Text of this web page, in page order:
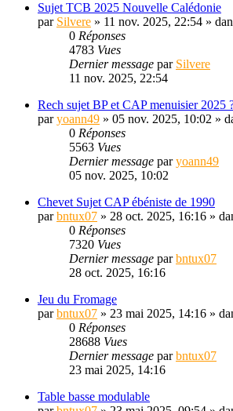
Sujet TCB 2025 Nouvelle Calédonie
par Silvere » 11 nov. 2025, 22:54 »
0 Réponses
4783 Vues
Dernier message par Silvere
11 nov. 2025, 22:54
Rech sujet BP et CAP menuisier 2025
paryoann49 » 05 nov. 2025, 10:02 »
0 Réponses
5563 Vues
Dernier message paryoann49
05 nov. 2025, 10:02
Chevet Sujet CAP ébéniste de 1990
parbntux07 » 28 oct. 2025, 16:16 »
0 Réponses
7320 Vues
Dernier message parbntux07
28 oct. 2025, 16:16
Jeu du Fromage
parbntux07 » 23 mai 2025, 14:16 »
0 Réponses
28688 Vues
Dernier message parbntux07
23 mai 2025, 14:16
Table basse modulable